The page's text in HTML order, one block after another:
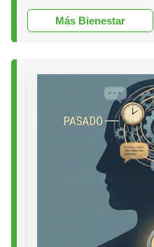
Más Bienestar